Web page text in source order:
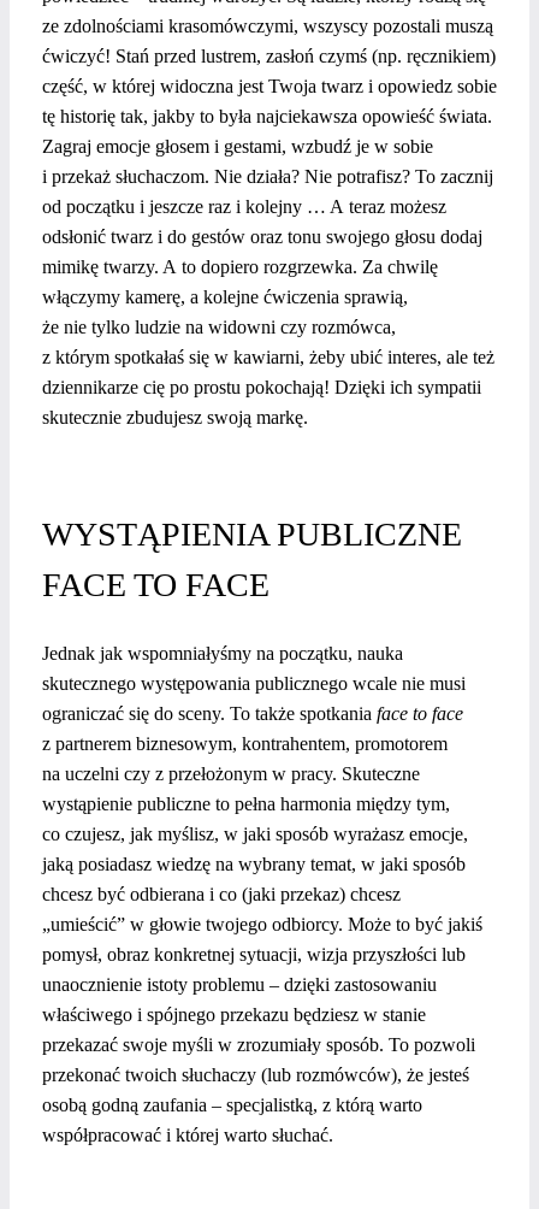
ze zdolnościami krasomówczymi, wszyscy pozostali muszą
ćwiczyć! Stań przed lustrem, zasłoń czymś (np. ręcznikiem)
część, w której widoczna jest Twoja twarz i opowiedz sobie
tę historię tak, jakby to była najciekawsza opowieść świata.
Zagraj emocje głosem i gestami, wzbudź je w sobie
i przekaż słuchaczom. Nie działa? Nie potrafisz? To zacznij
od początku i jeszcze raz i kolejny … A teraz możesz
odsłonić twarz i do gestów oraz tonu swojego głosu dodaj
mimikę twarzy. A to dopiero rozgrzewka. Za chwilę
włączymy kamerę, a kolejne ćwiczenia sprawią,
że nie tylko ludzie na widowni czy rozmówca,
z którym spotkałaś się w kawiarni, żeby ubić interes, ale też
dziennikarze cię po prostu pokochają! Dzięki ich sympatii
skutecznie zbudujesz swoją markę.
WYSTĄPIENIA PUBLICZNE
FACE TO FACE
Jednak jak wspomniałyśmy na początku, nauka
skutecznego występowania publicznego wcale nie musi
ograniczać się do sceny. To także spotkania face to face
z partnerem biznesowym, kontrahentem, promotorem
na uczelni czy z przełożonym w pracy. Skuteczne
wystąpienie publiczne to pełna harmonia między tym,
co czujesz, jak myślisz, w jaki sposób wyrażasz emocje,
jaką posiadasz wiedzę na wybrany temat, w jaki sposób
chcesz być odbierana i co (jaki przekaz) chcesz
„umieścić” w głowie twojego odbiorcy. Może to być jakiś
pomysł, obraz konkretnej sytuacji, wizja przyszłości lub
unaocznienie istoty problemu – dzięki zastosowaniu
właściwego i spójnego przekazu będziesz w stanie
przekazać swoje myśli w zrozumiały sposób. To pozwoli
przekonać twoich słuchaczy (lub rozmówców), że jesteś
osobą godną zaufania – specjalistką, z którą warto
współpracować i której warto słuchać.